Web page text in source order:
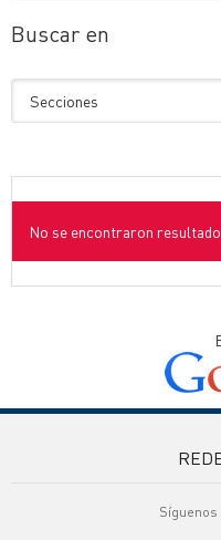
Buscar en
No se encontraron